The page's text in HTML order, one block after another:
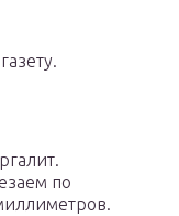
по